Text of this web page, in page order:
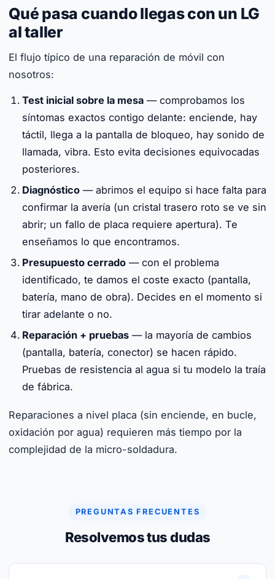
Qué pasa cuando llegas con un LG
al taller
El flujo típico de una reparación de móvil con
nosotros:
Test inicial sobre la mesa — comprobamos los
síntomas exactos contigo delante: enciende, hay
táctil, llega a la pantalla de bloqueo, hay sonido de
llamada, vibra. Esto evita decisiones equivocadas
posteriores.
Diagnóstico — abrimos el equipo si hace falta para
confirmar la avería (un cristal trasero roto se ve sin
abrir; un fallo de placa requiere apertura). Te
enseñamos lo que encontramos.
Presupuesto cerrado — con el problema
identificado, te damos el coste exacto (pantalla,
batería, mano de obra). Decides en el momento si
tirar adelante o no.
Reparación + pruebas — la mayoría de cambios
(pantalla, batería, conector) se hacen rápido.
Pruebas de resistencia al agua si tu modelo la traía
de fábrica.
Reparaciones a nivel placa (sin enciende, en bucle,
oxidación por agua) requieren más tiempo por la
complejidad de la micro-soldadura.
PREGUNTAS FRECUENTES
Resolvemos tus dudas